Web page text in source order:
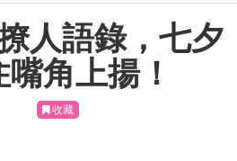
人語錄，七夕
角上揚！
收藏